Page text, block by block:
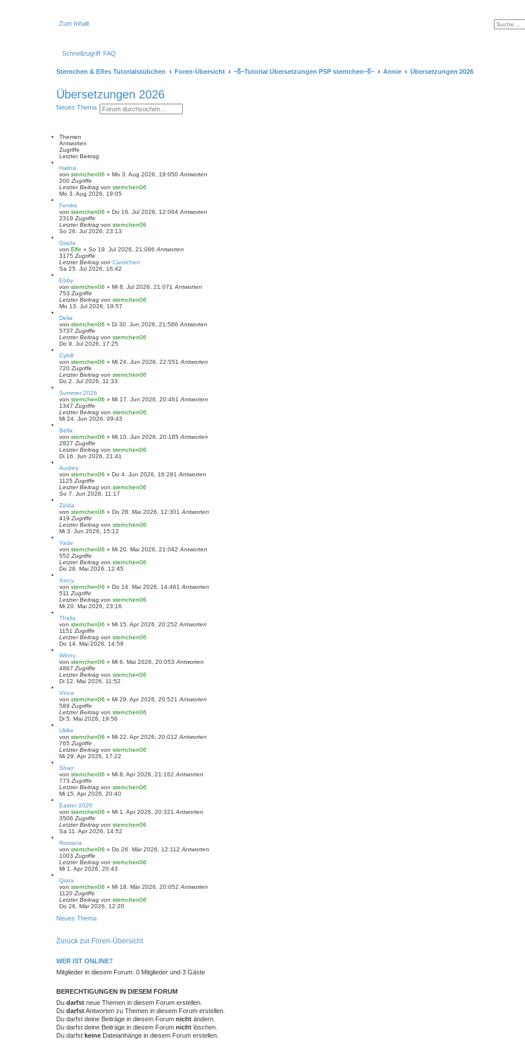
Zum Inhalt
Schnellzugriff FAQ
Sternchen & Elfes Tutorialstübchen Foren-Übersicht ~წ~Tutorial Übersetzungen PSP sternchen~წ~ Annie Übersetzungen 2026
Übersetzungen 2026
Neues Thema S
u
E
r
S
c
h
Themen
Antworten
Zugriffe
Letzter Beitrag
Halina
von sternchen06 » Mo 3. Aug 2026, 19:050 Antworten
200 Zugriffe
Letzter Beitrag von sternchen06
Mo 3. Aug 2026, 19:05
Femke
von sternchen06 » Do 16. Jul 2026, 12:064 Antworten
2319 Zugriffe
Letzter Beitrag von sternchen06
So 26. Jul 2026, 23:13
Giada
von Elfe » So 19. Jul 2026, 21:086 Antworten
3175 Zugriffe
Letzter Beitrag von Carolchen
Sa 25. Jul 2026, 16:42
Ebby
von sternchen06 » Mi 8. Jul 2026, 21:071 Antworten
753 Zugriffe
Letzter Beitrag von sternchen06
Mo 13. Jul 2026, 19:57
Delia
von sternchen06 » Di 30. Jun 2026, 21:566 Antworten
5737 Zugriffe
Letzter Beitrag von sternchen06
Do 9. Jul 2026, 17:25
Cybill
von sternchen06 » Mi 24. Jun 2026, 22:551 Antworten
720 Zugriffe
Letzter Beitrag von sternchen06
Do 2. Jul 2026, 11:33
Summer 2026
von sternchen06 » Mi 17. Jun 2026, 20:461 Antworten
1347 Zugriffe
Letzter Beitrag von sternchen06
Mi 24. Jun 2026, 09:43
Bella
von sternchen06 » Mi 10. Jun 2026, 20:185 Antworten
2827 Zugriffe
Letzter Beitrag von sternchen06
Di 16. Jun 2026, 21:41
Audrey
von sternchen06 » Do 4. Jun 2026, 16:281 Antworten
1125 Zugriffe
Letzter Beitrag von sternchen06
So 7. Jun 2026, 11:17
Zelda
von sternchen06 » Do 28. Mai 2026, 12:301 Antworten
419 Zugriffe
Letzter Beitrag von sternchen06
Mi 3. Jun 2026, 15:12
Yade
von sternchen06 » Mi 20. Mai 2026, 21:042 Antworten
552 Zugriffe
Letzter Beitrag von sternchen06
Do 28. Mai 2026, 12:45
Xincy
von sternchen06 » Do 14. Mai 2026, 14:461 Antworten
511 Zugriffe
Letzter Beitrag von sternchen06
Mi 20. Mai 2026, 23:16
Thalia
von sternchen06 » Mi 15. Apr 2026, 20:252 Antworten
1151 Zugriffe
Letzter Beitrag von sternchen06
Do 14. Mai 2026, 14:59
Winny
von sternchen06 » Mi 6. Mai 2026, 20:053 Antworten
4867 Zugriffe
Letzter Beitrag von sternchen06
Di 12. Mai 2026, 11:52
Vince
von sternchen06 » Mi 29. Apr 2026, 20:521 Antworten
589 Zugriffe
Letzter Beitrag von sternchen06
Di 5. Mai 2026, 19:56
Ulrike
von sternchen06 » Mi 22. Apr 2026, 20:012 Antworten
765 Zugriffe
Letzter Beitrag von sternchen06
Mi 29. Apr 2026, 17:22
Sharr
von sternchen06 » Mi 8. Apr 2026, 21:162 Antworten
773 Zugriffe
Letzter Beitrag von sternchen06
Mi 15. Apr 2026, 20:40
Easter 2026
von sternchen06 » Mi 1. Apr 2026, 20:321 Antworten
3506 Zugriffe
Letzter Beitrag von sternchen06
Sa 11. Apr 2026, 14:52
Romana
von sternchen06 » Do 26. Mär 2026, 12:112 Antworten
1003 Zugriffe
Letzter Beitrag von sternchen06
Mi 1. Apr 2026, 20:43
Qiara
von sternchen06 » Mi 18. Mär 2026, 20:052 Antworten
1120 Zugriffe
Letzter Beitrag von sternchen06
Do 26. Mär 2026, 12:20
Neues Thema
Zurück zur Foren-Übersicht
WER IST ONLINE?
Mitglieder in diesem Forum: 0 Mitglieder und 3 Gäste
BERECHTIGUNGEN IN DIESEM FORUM
Du darfst neue Themen in diesem Forum erstellen.
Du darfstAntworten zu Themen in diesem Forum erstellen.
Du darfst deine Beiträge in diesem Forum nicht ändern.
Du darfst deine Beiträge in diesem Forum nicht löschen.
Du darfst keine Dateianhänge in diesem Forum erstellen.